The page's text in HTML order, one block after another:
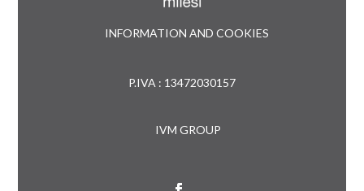
INFORMATION AND COOKIES
P.IVA : 13472030157
IVM GROUP